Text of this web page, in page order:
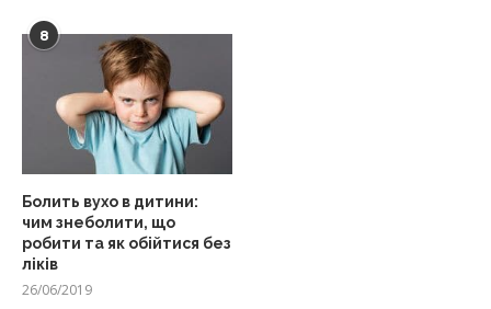
8
Болить вухо в дитини:
чим знеболити, що
робити та як обійтися без
ліків
26/06/2019